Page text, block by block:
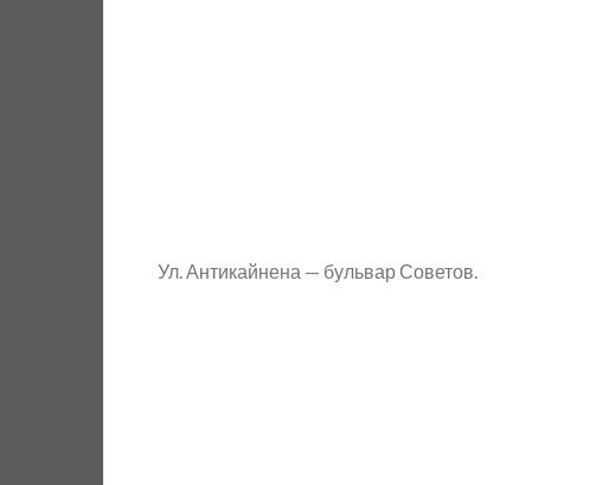
Ул. Антикайнена — бульвар Советов.